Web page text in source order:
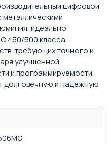
цифровой
идеально
450/500 класса,
требующих точного и
улучшенной
и программируемости,
долговечную и надежную